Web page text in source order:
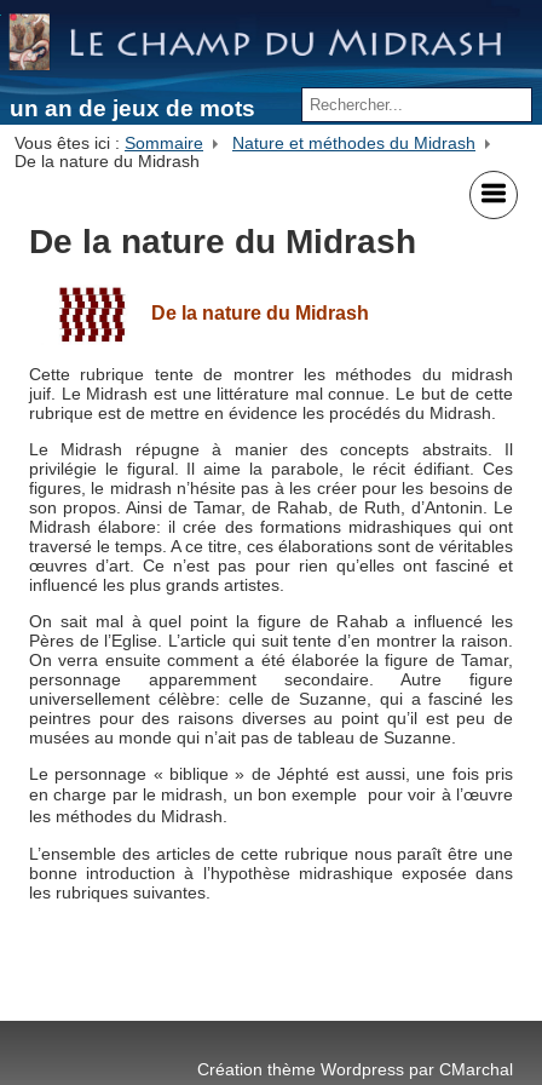
un an de jeux de mots
Vous êtes ici : Sommaire
Nature et méthodes du Midrash
De la nature du Midrash
De la nature du Midrash
De la nature du Midrash
Cette rubrique tente de montrer les méthodes du midrash
juif. Le Midrash est une littérature mal connue. Le but de cette
rubrique est de mettre en évidence les procédés du Midrash.
Le Midrash répugne à manier des concepts abstraits. Il
privilégie le figural. Il aime la parabole, le récit édifiant. Ces
figures, le midrash n’hésite pas à les créer pour les besoins de
son propos. Ainsi de Tamar, de Rahab, de Ruth, d’Antonin. Le
Midrash élabore: il crée des formations midrashiques qui ont
traversé le temps. A ce titre, ces élaborations sont de véritables
œuvres d’art. Ce n’est pas pour rien qu’elles ont fasciné et
influencé les plus grands artistes.
On sait mal à quel point la figure de Rahab a influencé les
Pères de l’Eglise. L’article qui suit tente d’en montrer la raison.
On verra ensuite comment a été élaborée la figure de Tamar,
personnage apparemment secondaire. Autre figure
universellement célèbre: celle de Suzanne, qui a fasciné les
peintres pour des raisons diverses au point qu’il est peu de
musées au monde qui n’ait pas de tableau de Suzanne.
Le personnage « biblique » de Jéphté est aussi, une fois pris
en charge par le midrash, un bonexemple pour voir à l’œuvre
les méthodes du Midrash.
L’ensemble des articles de cette rubrique nous paraît être une
bonne introduction à l’hypothèse midrashique exposée dans
les rubriques suivantes.
Création thème Wordpress par CMarchal